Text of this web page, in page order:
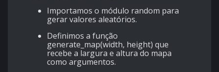
Importamos o módulo random para
gerar valores aleatórios.
Definimos a função
generate_map(width, height) que
recebe a largura e altura do mapa
como argumentos.